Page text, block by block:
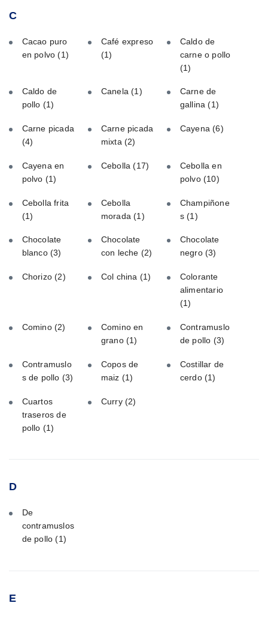
C
Cacao puro
en polvo(1)
Café expreso
(1)
Caldo de
carne o pollo
(1)
Caldo de
pollo (1)
Canela(1)
Carne de
gallina(1)
Carne picada
(4)
Carne picada
mixta (2)
Cayena(6)
Cayena en
polvo (1)
Cebolla(17)
Cebolla en
polvo(10)
Cebolla frita
(1)
Cebolla
morada(1)
Champiñone
s(1)
Chocolate
blanco (3)
Chocolate
con leche (2)
Chocolate
negro(3)
Chorizo(2) Col china (1)
Colorante
alimentario
(1)
Comino (2)
Comino en
grano (1)
Contramuslo
de pollo (3)
Contramuslo
s de pollo (3)
Copos de
maiz (1)
Costillar de
cerdo(1)
Cuartos
traseros de
pollo (1)
Curry (2)
D
De
contramuslos
de pollo(1)
E